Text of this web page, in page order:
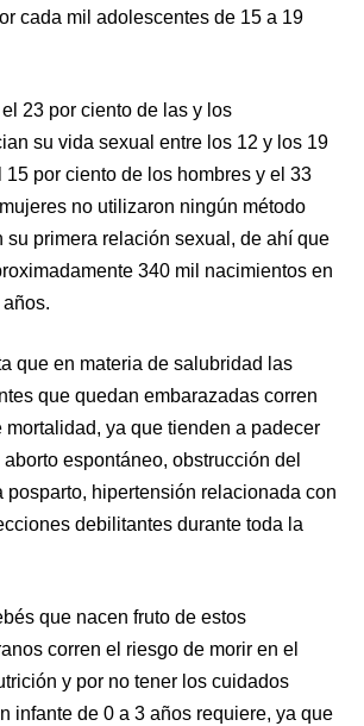
cada mil adolescentes de 15 a 19
23 por ciento de las y los
su vida sexual entre los 12 y los 19
15 por ciento de los hombres y el 33
no utilizaron ningún método
su primera relación sexual, de ahí que
340 mil nacimientos en
que en materia de salubridad las
que quedan embarazadas corren
mortalidad, ya que tienden a padecer
espontáneo, obstrucción del
posparto, hipertensión relacionada con
debilitantes durante toda la
que nacen fruto de estos
corren el riesgo de morir en el
y por no tener los cuidados
infante de 0 a 3 años requiere, ya que